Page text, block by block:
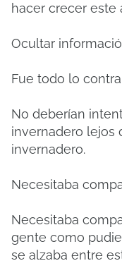
hacer crecer este
Ocultar
Fue todo lo
No deberían
invernadero lejos
invernadero.
Necesitaba
Necesitaba
gente como
se alzaba entre